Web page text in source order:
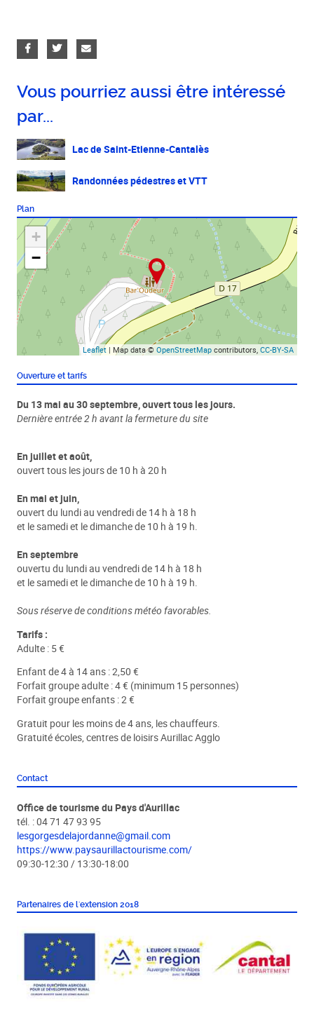
Vous pourriez aussi être intéressé
par...
Lac de Saint-Etienne-Cantalès
Randonnées pédestres et VTT
Plan
+
−
Leaflet| Map data © OpenStreetMapcontributors, CC-BY-SA
Ouverture et tarifs
Du 13 mai au 30 septembre, ouvert tous les jours.
Dernière entrée 2 h avant la fermeture du site
En juillet et août,
ouvert tous les jours de 10 h à 20 h
En mai et juin,
ouvert du lundi au vendredi de 14 h à 18 h
et le samedi et le dimanche de 10 h à 19 h.
En septembre
ouvertu du lundi au vendredi de 14 h à 18 h
et le samedi et le dimanche de 10 h à 19 h.
Sous réserve de conditions météo favorables.
Tarifs :
Adulte : 5 €
Enfant de 4 à 14 ans : 2,50 €
Forfait groupe adulte : 4 € (minimum 15 personnes)
Forfait groupe enfants : 2 €
Gratuit pour les moins de 4 ans, les chauffeurs.
Gratuité écoles, centres de loisirs Aurillac Agglo
Contact
Office de tourisme du Pays d'Aurillac
tél. : 04 71 47 93 95
lesgorgesdelajordanne@gmail.com
https://www.paysaurillactourisme.com/
09:30-12:30 / 13:30-18:00
Partenaires de l'extension 2018